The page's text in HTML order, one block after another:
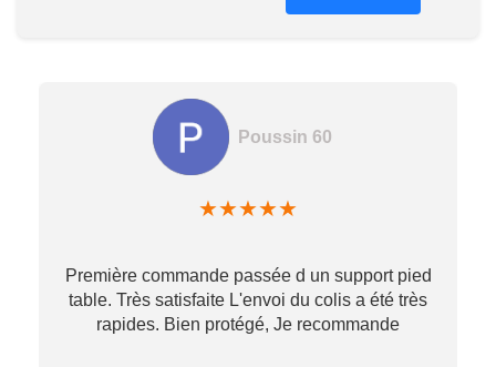
Poussin 60
★★★★★
Première commande passée d un support pied
table. Très satisfaite L'envoi du colis a été très
rapides. Bien protégé, Je recommande